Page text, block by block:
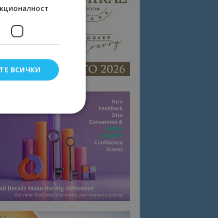
ВСИЧКИ
съгласието
на сайта.